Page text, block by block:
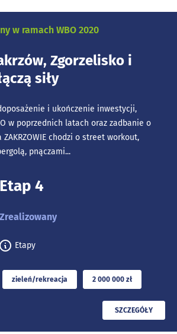
w ramach WBO 2020
Zgorzelisko i
siły
i ukończenie inwestycji,
w poprzednich latach oraz zadbanie o
chodzi o street workout,
pnączami...
Etap 4
Zrealizowany
Etapy
zieleń/rekreacja 2 000 000 zł
PRZECZYTAJ
SZCZEGÓŁY